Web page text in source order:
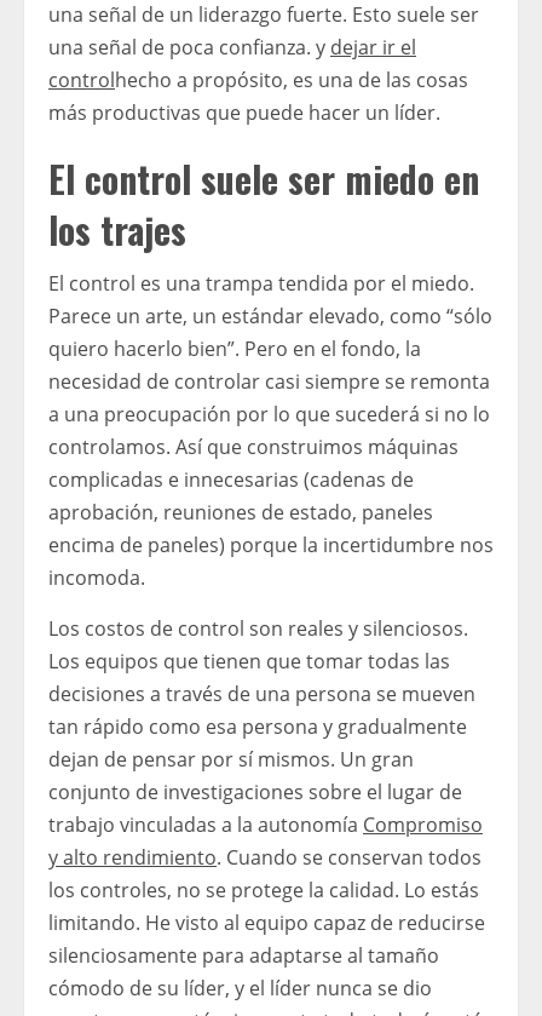
una señal de un liderazgo fuerte. Esto suele ser
una señal de poca confianza. y dejar ir el
controlhecho a propósito, es una de las cosas
más productivas que puede hacer un líder.
El control suele ser miedo en
los trajes
El control es una trampa tendida por el miedo.
Parece un arte, un estándar elevado, como “sólo
quiero hacerlo bien”. Pero en el fondo, la
necesidad de controlar casi siempre se remonta
a una preocupación por lo que sucederá si no lo
controlamos. Así que construimos máquinas
complicadas e innecesarias (cadenas de
aprobación, reuniones de estado, paneles
encima de paneles) porque la incertidumbre nos
incomoda.
Los costos de control son reales y silenciosos.
Los equipos que tienen que tomar todas las
decisiones a través de una persona se mueven
tan rápido como esa persona y gradualmente
dejan de pensar por sí mismos. Un gran
conjunto de investigaciones sobre el lugar de
trabajo vinculadas a la autonomía Compromiso
y alto rendimiento. Cuando se conservan todos
los controles, no se protege la calidad. Lo estás
limitando. He visto al equipo capaz de reducirse
silenciosamente para adaptarse al tamaño
cómodo de su líder, y el líder nunca se dio